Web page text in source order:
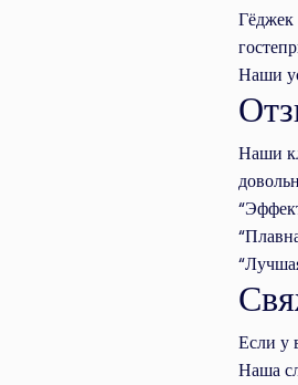
Наши
Наши
Если у
Наша